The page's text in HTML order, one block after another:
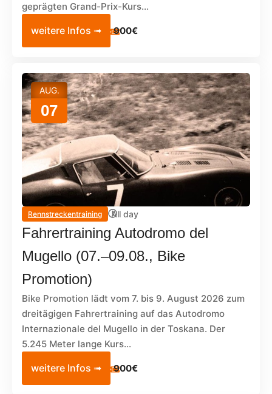
geprägten Grand-Prix-Kurs...
weitere Infos ➟ 900€
AUG.
07
Rennstreckentraining All day
Fahrertraining Autodromo del
Mugello (07.–09.08., Bike
Promotion)
Bike Promotion lädt vom 7. bis 9. August 2026 zum
dreitägigen Fahrertraining auf das Autodromo
Internazionale del Mugello in der Toskana. Der
5.245 Meter lange Kurs...
weitere Infos ➟ 900€